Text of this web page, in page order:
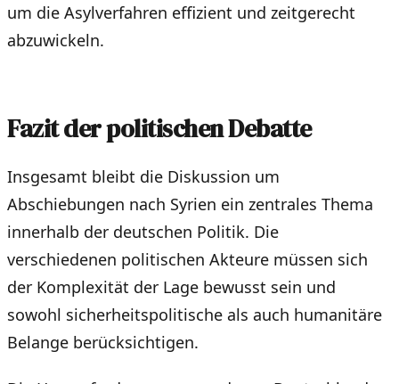
um die Asylverfahren effizient und zeitgerecht
abzuwickeln.
Fazit der politischen Debatte
Insgesamt bleibt die Diskussion um
Abschiebungen nach Syrien ein zentrales Thema
innerhalb der deutschen Politik. Die
verschiedenen politischen Akteure müssen sich
der Komplexität der Lage bewusst sein und
sowohl sicherheitspolitische als auch humanitäre
Belange berücksichtigen.